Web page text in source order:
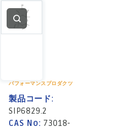
パフォーマンスプロダクツ
製品コード:
SIP6829.2
CAS No: 73018-